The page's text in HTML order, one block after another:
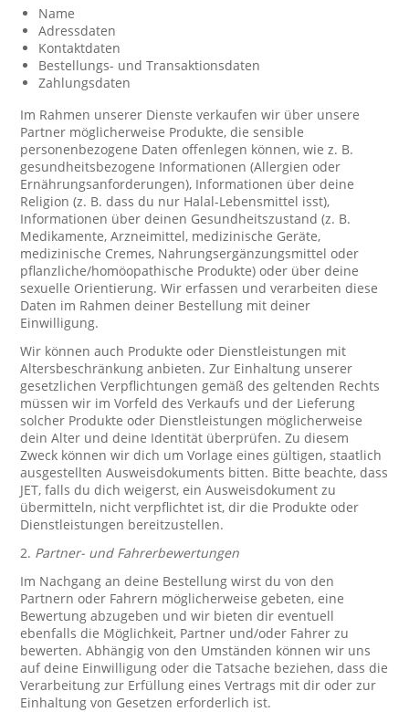
Name
Adressdaten
Kontaktdaten
Bestellungs- und Transaktionsdaten
Zahlungsdaten
Im Rahmen unserer Dienste verkaufen wir über unsere
Partner möglicherweise Produkte, die sensible
personenbezogene Daten offenlegen können, wie z. B.
gesundheitsbezogene Informationen (Allergien oder
Ernährungsanforderungen), Informationen über deine
Religion (z. B. dass du nur Halal-Lebensmittel isst),
Informationen über deinen Gesundheitszustand (z. B.
Medikamente, Arzneimittel, medizinische Geräte,
medizinische Cremes, Nahrungsergänzungsmittel oder
pflanzliche/homöopathische Produkte) oder über deine
sexuelle Orientierung. Wir erfassen und verarbeiten diese
Daten im Rahmen deiner Bestellung mit deiner
Einwilligung.
Wir können auch Produkte oder Dienstleistungen mit
Altersbeschränkung anbieten. Zur Einhaltung unserer
gesetzlichen Verpflichtungen gemäß des geltenden Rechts
müssen wir im Vorfeld des Verkaufs und der Lieferung
solcher Produkte oder Dienstleistungen möglicherweise
dein Alter und deine Identität überprüfen. Zu diesem
Zweck können wir dich um Vorlage eines gültigen, staatlich
ausgestellten Ausweisdokuments bitten. Bitte beachte, dass
JET, falls du dich weigerst, ein Ausweisdokument zu
übermitteln, nicht verpflichtet ist, dir die Produkte oder
Dienstleistungen bereitzustellen.
2. Partner- und Fahrerbewertungen
Im Nachgang an deine Bestellung wirst du von den
Partnern oder Fahrern möglicherweise gebeten, eine
Bewertung abzugeben und wir bieten dir eventuell
ebenfalls die Möglichkeit, Partner und/oder Fahrer zu
bewerten. Abhängig von den Umständen können wir uns
auf deine Einwilligung oder die Tatsache beziehen, dass die
Verarbeitung zur Erfüllung eines Vertrags mit dir oder zur
Einhaltung von Gesetzen erforderlich ist.